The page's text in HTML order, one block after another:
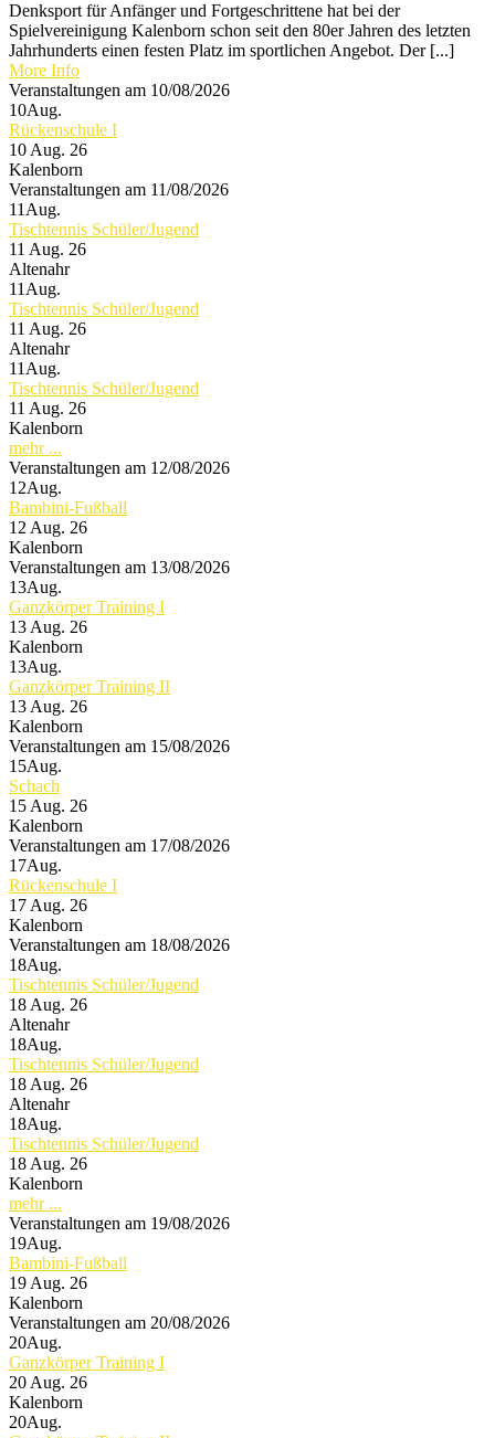
Denksport für Anfänger und Fortgeschrittene hat bei der
Spielvereinigung Kalenborn schon seit den 80er Jahren des letzten
Jahrhunderts einen festen Platz im sportlichen Angebot. Der [...]
More Info
Veranstaltungen am 10/08/2026
10Aug.
Rückenschule I
10 Aug. 26
Kalenborn
Veranstaltungen am 11/08/2026
11 Aug.
Tischtennis Schüler/Jugend
11 Aug. 26
Altenahr
11 Aug.
Tischtennis Schüler/Jugend
11 Aug. 26
Altenahr
11 Aug.
Tischtennis Schüler/Jugend
11 Aug. 26
Kalenborn
mehr ...
Veranstaltungen am 12/08/2026
12Aug.
Bambini-Fußball
12 Aug. 26
Kalenborn
Veranstaltungen am 13/08/2026
13Aug.
Ganzkörper Training I
13 Aug. 26
Kalenborn
13Aug.
Ganzkörper Training II
13 Aug. 26
Kalenborn
Veranstaltungen am 15/08/2026
15Aug.
Schach
15 Aug. 26
Kalenborn
Veranstaltungen am 17/08/2026
17Aug.
Rückenschule I
17 Aug. 26
Kalenborn
Veranstaltungen am 18/08/2026
18Aug.
Tischtennis Schüler/Jugend
18 Aug. 26
Altenahr
18Aug.
Tischtennis Schüler/Jugend
18 Aug. 26
Altenahr
18Aug.
Tischtennis Schüler/Jugend
18 Aug. 26
Kalenborn
mehr ...
Veranstaltungen am 19/08/2026
19Aug.
Bambini-Fußball
19 Aug. 26
Kalenborn
Veranstaltungen am 20/08/2026
20Aug.
Ganzkörper Training I
20 Aug. 26
Kalenborn
20Aug.